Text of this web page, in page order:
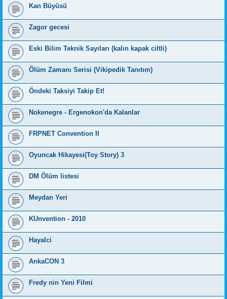
Kan Büyüsü
Zagor gecesi
Eski Bilim Teknik Sayıları (kalın kapak ciltli)
Ölüm Zamanı Serisi (Vikipedik Tanıtım)
Öndeki Taksiyi Takip Et!
Nokenegre - Ergenokon'da Kalanlar
FRPNET Convention II
Oyuncak Hikayesi(Toy Story) 3
DM Ölüm listesi
Meydan Yeri
KUnvention - 2010
Hayalci
AnkaCON 3
Fredy nin Yeni Filmi